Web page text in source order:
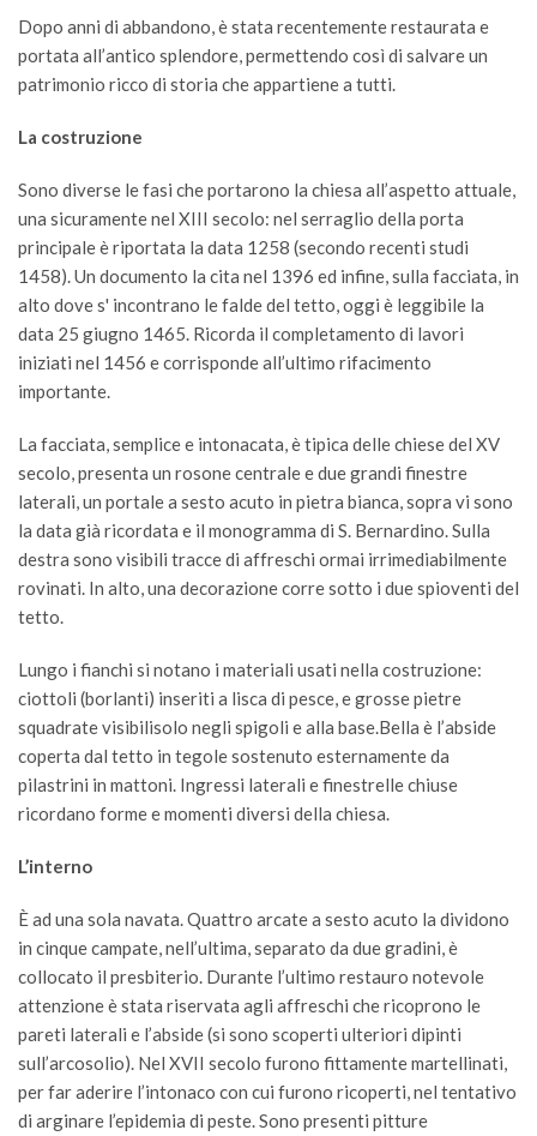
Dopo anni di abbandono, è stata recentemente restaurata e
portata all’antico splendore, permettendo così di salvare un
patrimonio ricco di storia che appartiene a tutti.
La costruzione
Sono diverse le fasi che portarono la chiesa all’aspetto attuale,
una sicuramente nel XIII secolo: nel serraglio della porta
principale è riportata la data 1258 (secondo recenti studi
1458). Un documento la cita nel 1396 ed infine, sulla facciata, in
alto dove s' incontrano le falde del tetto, oggi è leggibile la
data 25 giugno 1465. Ricorda il completamento di lavori
iniziati nel 1456 e corrisponde all’ultimo rifacimento
importante.
La facciata, semplice e intonacata, è tipica delle chiese del XV
secolo, presenta un rosone centrale e due grandi finestre
laterali, un portale a sesto acuto in pietra bianca, sopra vi sono
la data già ricordata e il monogramma di S. Bernardino. Sulla
destra sono visibili tracce di affreschi ormai irrimediabilmente
rovinati. In alto, una decorazione corre sotto i due spioventi del
tetto.
Lungo i fianchi si notano i materiali usati nella costruzione:
ciottoli (borlanti) inseriti a lisca di pesce, e grosse pietre
squadrate visibilisolo negli spigoli e alla base.Bella è l’abside
coperta dal tetto in tegole sostenuto esternamente da
pilastrini in mattoni. Ingressi laterali e finestrelle chiuse
ricordano forme e momenti diversi della chiesa.
L’interno
È ad una sola navata. Quattro arcate a sesto acuto la dividono
in cinque campate, nell’ultima, separato da due gradini, è
collocato il presbiterio. Durante l’ultimo restauro notevole
attenzione è stata riservata agli affreschi che ricoprono le
pareti laterali e l’abside (si sono scoperti ulteriori dipinti
sull’arcosolio). Nel XVII secolo furono fittamente martellinati,
per far aderire l’intonaco con cui furono ricoperti, nel tentativo
di arginare l’epidemia di peste. Sono presenti pitture